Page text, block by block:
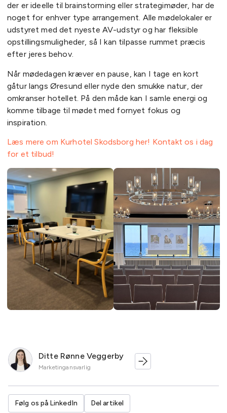
der er ideelle til brainstorming eller strategimøder, har de
noget for enhver type arrangement. Alle mødelokaler er
udstyret med det nyeste AV-udstyr og har fleksible
opstillingsmuligheder, så I kan tilpasse rummet præcis
efter jeres behov.
Når mødedagen kræver en pause, kan I tage en kort
gåtur langs Øresund eller nyde den smukke natur, der
omkranser hotellet. På den måde kan I samle energi og
komme tilbage til mødet med fornyet fokus og
inspiration.
Læs mere om Kurhotel Skodsborg her! Kontakt os i dag
for et tilbud!
Ditte Rønne Veggerby
Marketingansvarlig
Følg os på LinkedIn Del artikel